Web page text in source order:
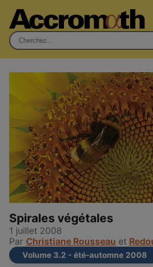
Rechercher :
Spirales végétales
1 juillet 2008
Par Christiane Rousseau et
Volume 3.2 - été-automne 2008